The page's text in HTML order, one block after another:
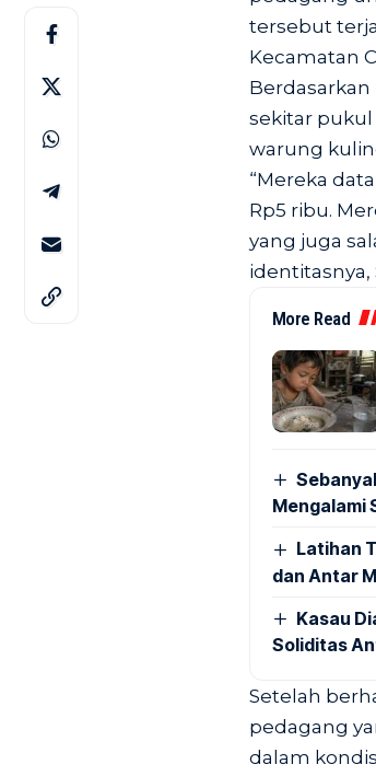
tersebut
Kecamatan
sekitar
warung
“Mereka
Rp5 ribu.
yang juga
identitasnya,
More Read
Mengalami
Latihan
dan Antar
Kasau
Soliditas
Setelah
pedagang
dalam